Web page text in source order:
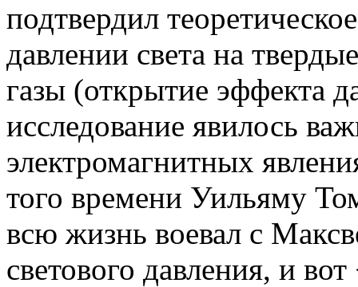
подтвердил
давлении света на
газы (открытие эффекта
исследование явилось
электромагнитных
того времени Уильяму
всю жизнь воевал с
светового давления, и